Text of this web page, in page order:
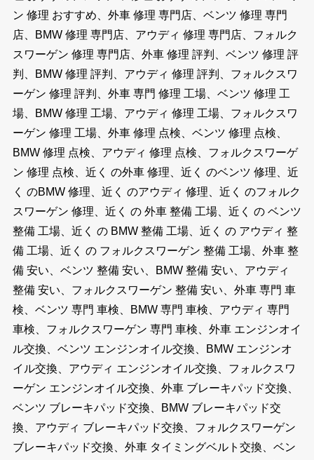
ン 修理 おすすめ、外車 修理 専門店、ベンツ 修理 専門
店、BMW 修理 専門店、アウディ 修理 専門店、フォルク
スワーゲン 修理 専門店、外車 修理 評判、ベンツ 修理 評
判、BMW 修理 評判、アウディ 修理 評判、フォルクスワ
ーゲン 修理 評判、外車 専門 修理 工場、ベンツ 修理 工
場、BMW 修理 工場、アウディ 修理 工場、フォルクスワ
ーゲン 修理 工場、外車 修理 点検、ベンツ 修理 点検、
BMW 修理 点検、アウディ 修理 点検、フォルクスワーゲ
ン 修理 点検、近く の外車 修理、近く のベンツ 修理、近
く のBMW 修理、近く のアウディ 修理、近く のフォルク
スワーゲン 修理、近く の 外車 整備 工場、近く の ベンツ
整備 工場、近く の BMW 整備 工場、近く の アウディ 整
備 工場、近く の フォルクスワーゲン 整備 工場、外車 整
備 安い、ベンツ 整備 安い、BMW 整備 安い、アウディ
整備 安い、フォルクスワーゲン 整備 安い、外車 専門 車
検、ベンツ 専門 車検、BMW 専門 車検、アウディ 専門
車検、フォルクスワーゲン 専門 車検、外車 エンジンオイ
ル交換、ベンツ エンジンオイル交換、BMW エンジンオ
イル交換、アウディ エンジンオイル交換、フォルクスワ
ーゲン エンジンオイル交換、外車 ブレーキパッド交換、
ベンツ ブレーキパッド交換、BMW ブレーキパッド交
換、アウディ ブレーキパッド交換、フォルクスワーゲン
ブレーキパッド交換、外車 タイミングベルト交換、ベン